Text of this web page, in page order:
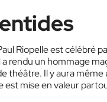
Riopelle est célébré
rendu un hommage
théâtre. Il y aura
est mise en valeur